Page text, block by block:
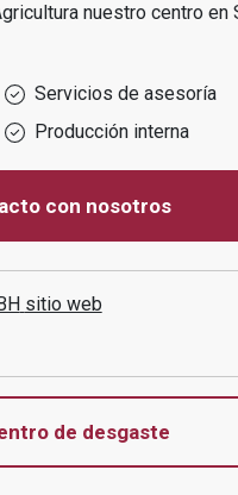
nuestro centro en
Servicios de asesoría
Producción interna
con nosotros
sitio web
de desgaste